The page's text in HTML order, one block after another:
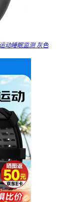
动睡眠监测 灰色